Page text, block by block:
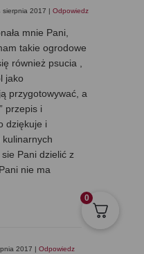
sierpnia 2017 | Odpowiedz
mnie Pani,
takie ogrodowe
również psucia ,
jako
przygotowywać, a
przepis i
dziękuje i
Pani dzielić z
nie ma
2017 | Odpowiedz
0